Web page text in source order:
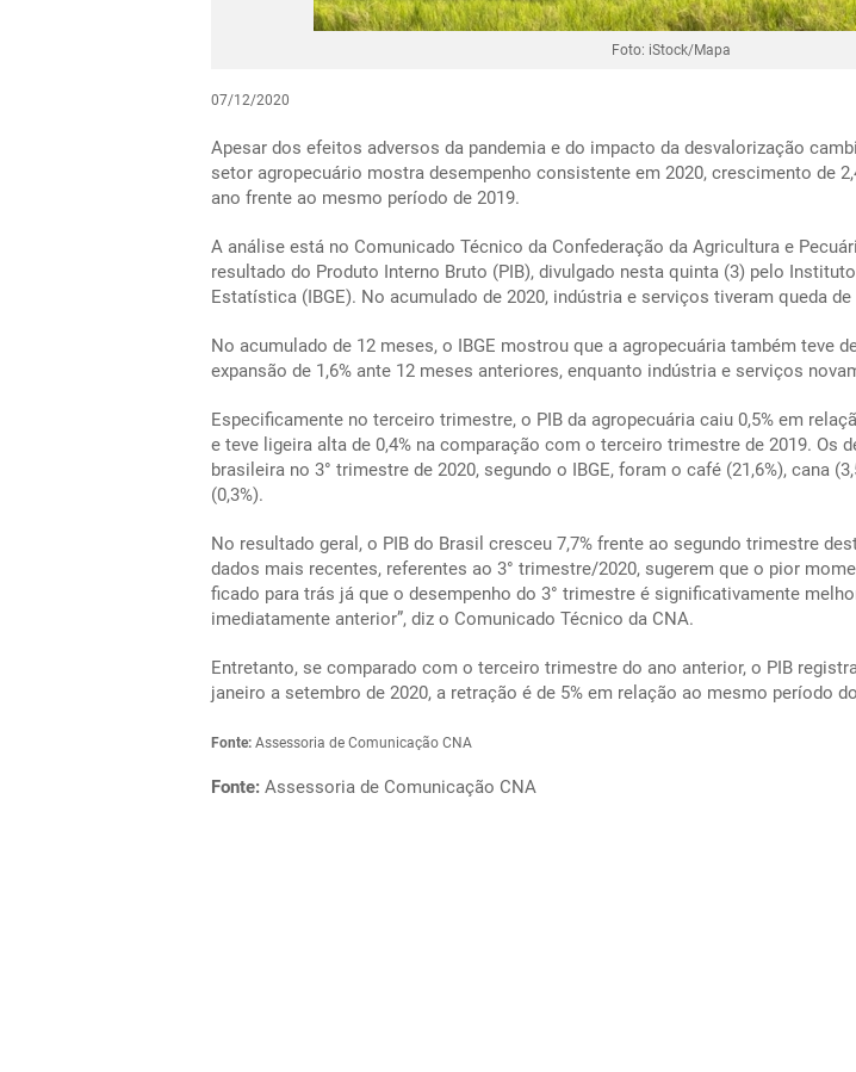
Foto: iStock/Mapa
07/12/2020
Apesar dos efeitos adversos da pandemia e do impacto da desvalorização
setor agropecuário mostra desempenho consistente em 2020, crescimento de
ano frente ao mesmo período de 2019.
A análise está no Comunicado Técnico da Confederação da Agricultura e
resultado do Produto Interno Bruto (PIB), divulgado nesta quinta (3) pelo
Estatística (IBGE). No acumulado de 2020, indústria e serviços tiveram queda de
No acumulado de 12 meses, o IBGE mostrou que a agropecuária também teve
expansão de 1,6% ante 12 meses anteriores, enquanto indústria e serviços
Especificamente no terceiro trimestre, o PIB da agropecuária caiu 0,5% em
e teve ligeira alta de 0,4% na comparação com o terceiro trimestre de 2019. Os
brasileira no 3° trimestre de 2020, segundo o IBGE, foram o café (21,6%), cana
(0,3%).
No resultado geral, o PIB do Brasil cresceu 7,7% frente ao segundo trimestre
dados mais recentes, referentes ao 3° trimestre/2020, sugerem que o pior
ficado para trás já que o desempenho do 3° trimestre é significativamente
imediatamente anterior”, diz o Comunicado Técnico da CNA.
Entretanto, se comparado com o terceiro trimestre do ano anterior, o PIB
janeiro a setembro de 2020, a retração é de 5% em relação ao mesmo período
Fonte: Assessoria de Comunicação CNA
Fonte: Assessoria de Comunicação CNA